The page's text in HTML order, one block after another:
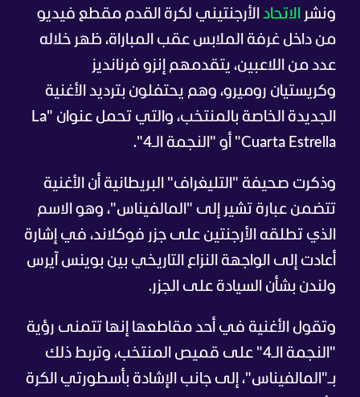
ونشر الاتحاد الأرجنتيني لكرة القدم مقطع فيديو
من داخل غرفة الملابس عقب المباراة، ظهر خلاله
عدد من اللاعبين، يتقدمهم إنزو فرنانديز
وكريستيان روميرو، وهم يحتفلون بترديد الأغنية
الجديدة الخاصة بالمنتخب، والتي تحمل عنوان "La
Cuarta Estrella" أو "النجمة الـ4".
وذكرت صحيفة "التليغراف" البريطانية أن الأغنية
تتضمن عبارة تشير إلى "المالفيناس"، وهو الاسم
الذي تطلقه الأرجنتين على جزر فوكلاند، في إشارة
أعادت إلى الواجهة النزاع التاريخي بين بوينس آيرس
ولندن بشأن السيادة على الجزر.
وتقول الأغنية في أحد مقاطعها إنها تتمنى رؤية
"النجمة الـ4" على قميص المنتخب، وتربط ذلك
بـ"المالفيناس"، إلى جانب الإشادة بأسطورتي الكرة